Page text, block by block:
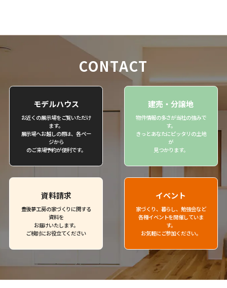
CONTACT
モデルハウス
お近くの展示場をご覧いただけ
ます。
展示場へお越しの際は、各ペー
ジから
のご来場予約が便利です。
建売・分譲地
物件情報の多さが当社の強みで
す。
きっとあなたにピッタリの土地
が
見つかります。
資料請求
豊後夢工房の家づくりに関する
資料を
お届けいたします。
ご検討にお役立てください
イベント
家づくり、暮らし、勉強会など
各種イベントを開催していま
す。
お気軽にご参加ください。